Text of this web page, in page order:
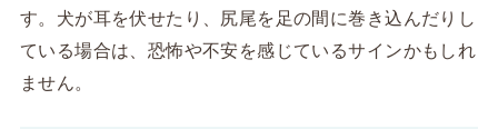
す。犬が耳を伏せたり、尻尾を足の間に巻き込んだりし
ている場合は、恐怖や不安を感じているサインかもしれ
ません。